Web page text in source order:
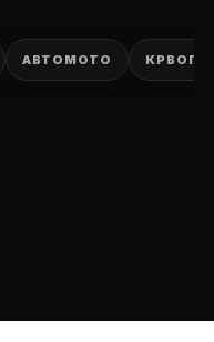
АВТОМОТО